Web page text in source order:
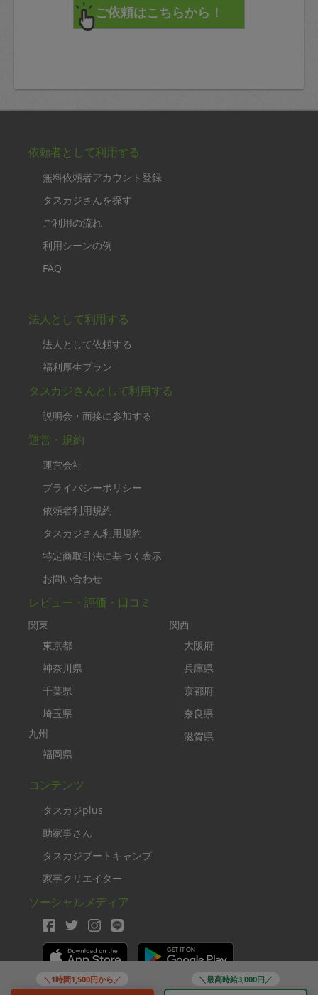
＼1時間1,500円から／ ＼最高時給3,000円／
依頼者として利用する
無料依頼者アカウント登録
タスカジさんを探す
ご利用の流れ
利用シーンの例
FAQ
法人として利用する
法人として依頼する
福利厚生プラン
タスカジさんとして利用する
説明会・面接に参加する
運営・規約
運営会社
プライバシーポリシー
依頼者利用規約
タスカジさん利用規約
特定商取引法に基づく表示
お問い合わせ
レビュー・評価・口コミ
関東
東京都
神奈川県
千葉県
埼玉県
九州
福岡県
関西
大阪府
兵庫県
京都府
奈良県
滋賀県
コンテンツ
タスカジplus
助家事さん
タスカジブートキャンプ
家事クリエイター
ソーシャルメディア